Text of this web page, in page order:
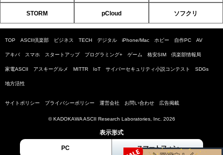
STORM pCloud ソフクリ
TOP ASCII倶楽部 ビジネス TECH デジタル iPhone/Mac ホビー 自作PC AV
アキバ スマホ スタートアップ プログラミング+ ゲーム 格安SIM 倶楽部情報局
家電ASCII アスキーグルメ MITTR IoT サイバーセキュリティ小説コンテスト SDGs
地方活性
サイトポリシー プライバシーポリシー 運営会社 お問い合わせ 広告掲載
© KADOKAWA ASCII Research Laboratories, Inc. 2026
表示形式
PC スマートフォン